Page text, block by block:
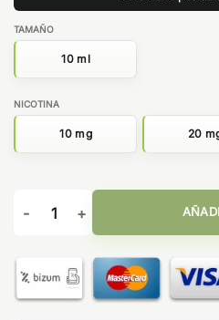
TAMAÑO
10 ml
NICOTINA
10 mg 20
Watermelon & Soft Fruits 10ml -